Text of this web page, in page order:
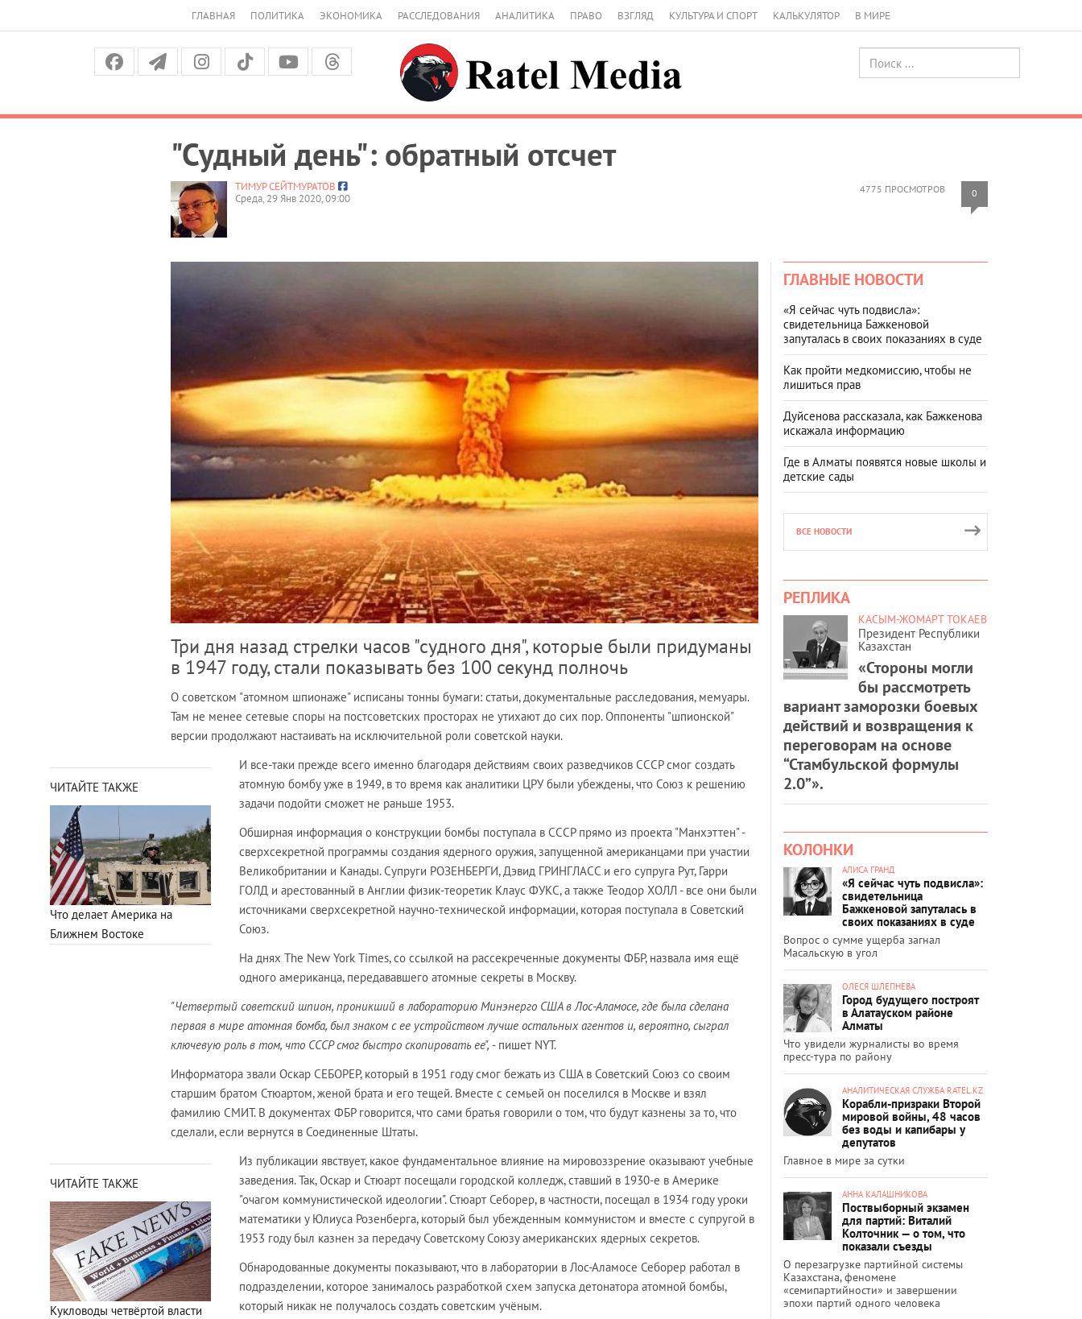
ГЛАВНАЯ ПОЛИТИКА ЭКОНОМИКА РАССЛЕДОВАНИЯ АНАЛИТИКА ПРАВО ВЗГЛЯД КУЛЬТУРА И СПОРТ КАЛЬКУЛЯТОР В МИРЕ
"Судный день": обратный отсчет
4775 ПРОСМОТРОВ 0
ТИМУР СЕЙТМУРАТОВ
Среда, 29 Янв 2020, 09:00
Три дня назад стрелки часов "судного дня", которые были придуманы
в 1947 году, стали показывать без 100 секунд полночь
О советском "атомном шпионаже" исписаны тонны бумаги: статьи, документальные расследования, мемуары.
Там не менее сетевые споры на постсоветских просторах не утихают до сих пор. Оппоненты "шпионской"
версии продолжают настаивать на исключительной роли советской науки.
ЧИТАЙТЕ ТАКЖЕ
Что делает Америка на
Ближнем Востоке
И все-таки прежде всего именно благодаря действиям своих разведчиков СССР смог создать
атомную бомбу уже в 1949, в то время как аналитики ЦРУ были убеждены, что Союз к решению
задачи подойти сможет не раньше 1953.
Обширная информация о конструкции бомбы поступала в СССР прямо из проекта "Манхэттен" -
сверхсекретной программы создания ядерного оружия, запущенной американцами при участии
Великобритании и Канады. Супруги РОЗЕНБЕРГИ, Дэвид ГРИНГЛАСС и его супруга Рут, Гарри
ГОЛД и арестованный в Англии физик-теоретик Клаус ФУКС, а также Теодор ХОЛЛ - все они были
источниками сверхсекретной научно-технической информации, которая поступала в Советский
Союз.
На днях The New York Times, со ссылкой на рассекреченные документы ФБР, назвала имя ещё
одного американца, передававшего атомные секреты в Москву.
"Четвертый советский шпион, проникший в лабораторию Минэнерго США в Лос-Аламосе, где была сделана
первая в мире атомная бомба, был знаком с ее устройством лучше остальных агентов и, вероятно, сыграл
ключевую роль в том, что СССР смог быстро скопировать ее", - пишет NYT.
Информатора звали Оскар СЕБОРЕР, который в 1951 году смог бежать из США в Советский Союз со своим
старшим братом Стюартом, женой брата и его тещей. Вместе с семьей он поселился в Москве и взял
фамилию СМИТ. В документах ФБР говорится, что сами братья говорили о том, что будут казнены за то, что
сделали, если вернутся в Соединенные Штаты.
ЧИТАЙТЕ ТАКЖЕ
Кукловоды четвёртой власти
Из публикации явствует, какое фундаментальное влияние на мировоззрение оказывают учебные
заведения. Так, Оскар и Стюарт посещали городской колледж, ставший в 1930-е в Америке
"очагом коммунистической идеологии". Стюарт Себорер, в частности, посещал в 1934 году уроки
математики у Юлиуса Розенберга, который был убежденным коммунистом и вместе с супругой в
1953 году был казнен за передачу Советскому Союзу американских ядерных секретов.
Обнародованные документы показывают, что в лаборатории в Лос-Аламосе Себорер работал в
подразделении, которое занималось разработкой схем запуска детонатора атомной бомбы,
который никак не получалось создать советским учёным.
ГЛАВНЫЕ НОВОСТИ
«Я сейчас чуть подвисла»:
свидетельница Бажкеновой
запуталась в своих показаниях в суде
Как пройти медкомиссию, чтобы не
лишиться прав
Дуйсенова рассказала, как Бажкенова
искажала информацию
Где в Алматы появятся новые школы и
детские сады
ВСЕ НОВОСТИ
РЕПЛИКА
КАСЫМ-ЖОМАРТ ТОКАЕВ
Президент Республики
Казахстан
«Стороны могли
бы рассмотреть
вариант заморозки боевых
действий и возвращения к
переговорам на основе
“Стамбульской формулы
2.0”».
КОЛОНКИ
АЛИСА ГРАНД
«Я сейчас чуть подвисла»:
свидетельница
Бажкеновой запуталась в
своих показаниях в суде
Вопрос о сумме ущерба загнал
Масальскую в угол
ОЛЕСЯ ШЛЕПНЕВА
Город будущего построят
в Алатауском районе
Алматы
Что увидели журналисты во время
пресс-тура по району
АНАЛИТИЧЕСКАЯ СЛУЖБА RATEL.KZ
Корабли-призраки Второй
мировой войны, 48 часов
без воды и капибары у
депутатов
Главное в мире за сутки
АННА КАЛАШНИКОВА
Поствыборный экзамен
для партий: Виталий
Колточник — о том, что
показали съезды
О перезагрузке партийной системы
Казахстана, феномене
«семипартийности» и завершении
эпохи партий одного человека